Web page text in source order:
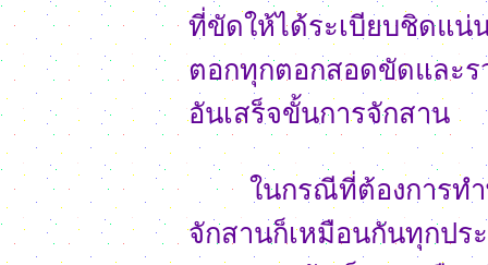
ที่ขัดให้ได้ระเบียบชิดแน่
ตอกทุกตอกสอดขัดและร
อันเสร็จขั้นการจักสาน
ในกรณีที่ต้องการทำพั
จักสานก็เหมือนกันทุกปร